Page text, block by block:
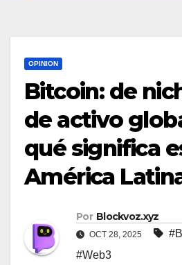
OPINION
Bitcoin: de
de activo
qué significa
América
Por Blockvoz.xyz
OCT 28, 2025
#Web3